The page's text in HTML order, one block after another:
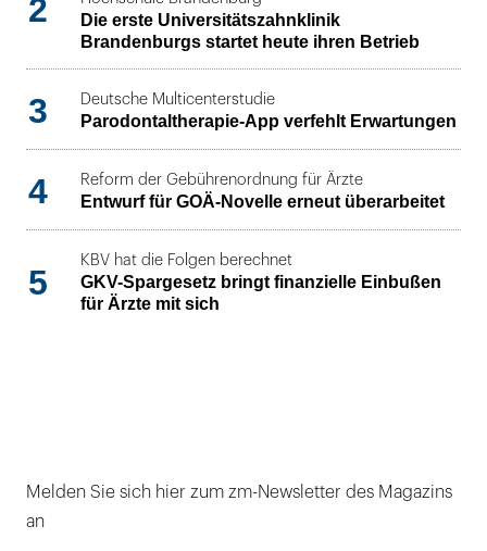
2
Die erste Universitätszahnklinik
Brandenburgs startet heute ihren Betrieb
3 Deutsche Multicenterstudie
Parodontaltherapie-App verfehlt Erwartungen
4 Reform der Gebührenordnung für Ärzte
Entwurf für GOÄ-Novelle erneut überarbeitet
5
KBV hat die Folgen berechnet
GKV-Spargesetz bringt finanzielle Einbußen
für Ärzte mit sich
Melden Sie sich hier zum zm-Newsletter des Magazins
an